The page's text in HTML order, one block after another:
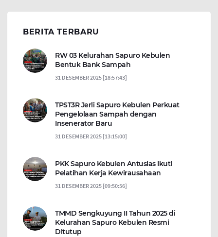
BERITA TERBARU
RW 03 Kelurahan Sapuro Kebulen
Bentuk Bank Sampah
31 DESEMBER 2025 [18:57:43]
TPST3R Jerli Sapuro Kebulen Perkuat
Pengelolaan Sampah dengan
Insenerator Baru
31 DESEMBER 2025 [13:15:00]
PKK Sapuro Kebulen Antusias Ikuti
Pelatihan Kerja Kewirausahaan
31 DESEMBER 2025 [09:50:56]
TMMD Sengkuyung II Tahun 2025 di
Kelurahan Sapuro Kebulen Resmi
Ditutup